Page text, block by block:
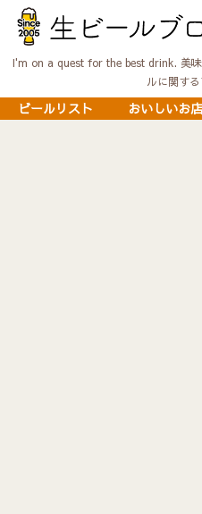
I'm on a quest for the best drink. 美
ルに関す
ビールリスト おいしいお店